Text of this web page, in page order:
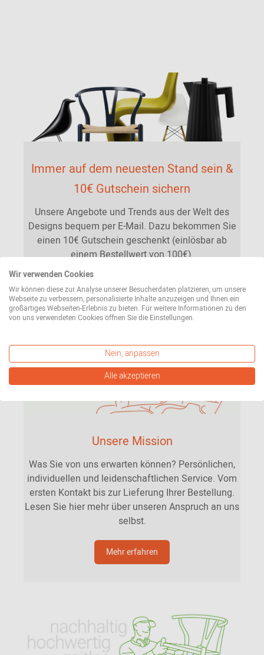
Immer auf dem neuesten Stand sein &
10€ Gutschein sichern
Unsere Angebote und Trends aus der Welt des
Designs bequem per E-Mail. Dazu bekommen Sie
einen 10€ Gutschein geschenkt (einlösbar ab
einem Bestellwert von 100€).
Jetzt Newsletter abonnieren
Unsere Mission
Was Sie von uns erwarten können? Persönlichen,
individuellen und leidenschaftlichen Service. Vom
ersten Kontakt bis zur Lieferung Ihrer Bestellung.
Lesen Sie hier mehr über unseren Anspruch an uns
selbst.
Mehr erfahren
Wir verwenden Cookies
Wir können diese zur Analyse unserer Besucherdaten platzieren, um unsere
Webseite zu verbessern, personalisierte Inhalte anzuzeigen und Ihnen ein
großartiges Webseiten-Erlebnis zu bieten. Für weitere Informationen zu den
von uns verwendeten Cookies öffnen Sie die Einstellungen.
Nein, anpassen
Alle akzeptieren